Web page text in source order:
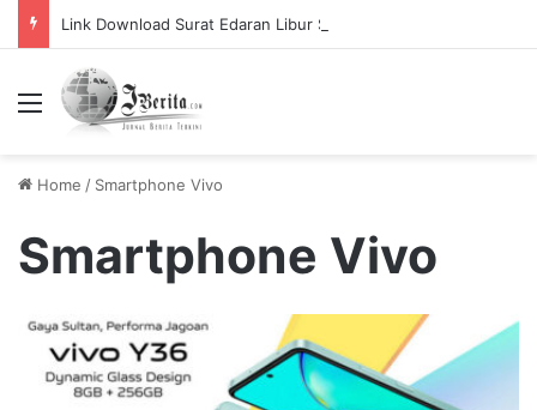
Link Download Surat Edaran Libur Sekolah Bulan Puasa
Menu
Home / Smartphone Vivo
Smartphone Vivo